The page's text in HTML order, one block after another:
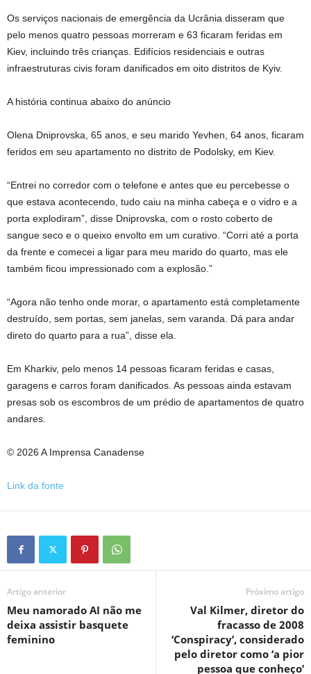
Os serviços nacionais de emergência da Ucrânia disseram que
pelo menos quatro pessoas morreram e 63 ficaram feridas em
Kiev, incluindo três crianças. Edifícios residenciais e outras
infraestruturas civis foram danificados em oito distritos de Kyiv.
A história continua abaixo do anúncio
Olena Dniprovska, 65 anos, e seu marido Yevhen, 64 anos, ficaram
feridos em seu apartamento no distrito de Podolsky, em Kiev.
“Entrei no corredor com o telefone e antes que eu percebesse o
que estava acontecendo, tudo caiu na minha cabeça e o vidro e a
porta explodiram”, disse Dniprovska, com o rosto coberto de
sangue seco e o queixo envolto em um curativo. “Corri até a porta
da frente e comecei a ligar para meu marido do quarto, mas ele
também ficou impressionado com a explosão.”
“Agora não tenho onde morar, o apartamento está completamente
destruído, sem portas, sem janelas, sem varanda. Dá para andar
direto do quarto para a rua”, disse ela.
Em Kharkiv, pelo menos 14 pessoas ficaram feridas e casas,
garagens e carros foram danificados. As pessoas ainda estavam
presas sob os escombros de um prédio de apartamentos de quatro
andares.
© 2026 A Imprensa Canadense
Link da fonte
Artigo anterior
Meu namorado AI não me
deixa assistir basquete
feminino
Próximo artigo
Val Kilmer, diretor do
fracasso de 2008
‘Conspiracy’, considerado
pelo diretor como ‘a pior
pessoa que conheço’